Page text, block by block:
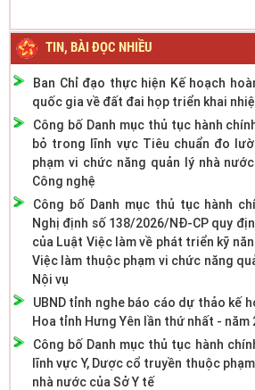
TIN, BÀI ĐỌC NHIỀU
Ban Chỉ đạo thực hiện Kế hoạch
quốc gia về đất đai họp triển khai
Công bố Danh mục thủ tục hành
bỏ trong lĩnh vực Tiêu chuẩn đo
phạm vi chức năng quản lý nhà
Công nghệ
Công bố Danh mục thủ tục hành
Nghị định số 138/2026/NĐ-CP quy
của Luật Việc làm về phát triển kỹ
Việc làm thuộc phạm vi chức năng
Nội vụ
UBND tỉnh nghe báo cáo dự thảo kế
Hoa tỉnh Hưng Yên lần thứ nhất - năm
Công bố Danh mục thủ tục hành
lĩnh vực Y, Dược cổ truyền thuộc
nhà nước của Sở Y tế